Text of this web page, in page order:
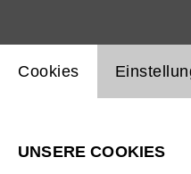
Alle Sparten
Einstellung Website
Cookies
UNSERE COOKIES